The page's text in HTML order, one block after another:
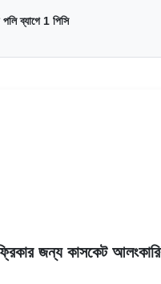
ব্যাগে 1 পিসি
জন্য কাসকেট